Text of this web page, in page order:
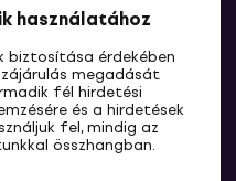
használatához
biztosítása érdekében
megadását
fél hirdetési
és a hirdetések
fel, mindig az
összhangban.